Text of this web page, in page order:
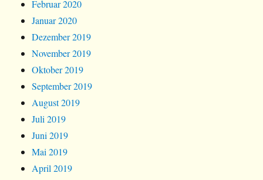
Februar 2020
Januar 2020
Dezember 2019
November 2019
Oktober 2019
September 2019
August 2019
Juli 2019
Juni 2019
Mai 2019
April 2019